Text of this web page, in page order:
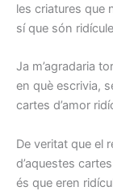
les criatures que
sí que són
Ja m’agradaria
en què escrivia,
cartes d’amor
De veritat que el
d’aquestes
és que eren